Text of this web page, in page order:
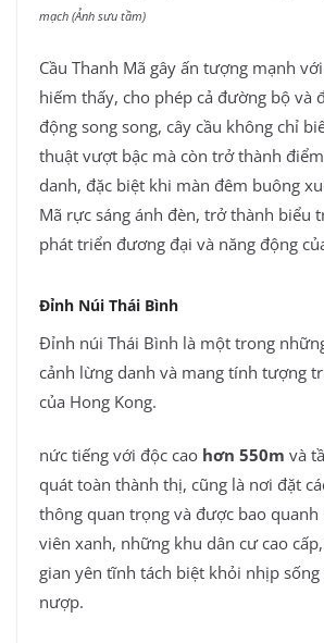
mạch (Ảnh sưu tầm)
Cầu Thanh Mã gây ấn tượng mạnh
hiếm thấy, cho phép cả đường bộ và
động song song, cây cầu không chỉ
thuật vượt bậc mà còn trở thành
danh, đặc biệt khi màn đêm buông
Mã rực sáng ánh đèn, trở thành biểu
phát triển đương đại và năng động
Đỉnh Núi Thái Bình
Đỉnh núi Thái Bình là một trong
cảnh lừng danh và mang tính tượng
của Hong Kong.
nức tiếng với độc cao hơn 550m và
quát toàn thành thị, cũng là nơi đặt
thông quan trọng và được bao quanh
viên xanh, những khu dân cư cao
gian yên tĩnh tách biệt khỏi nhịp
nượp.